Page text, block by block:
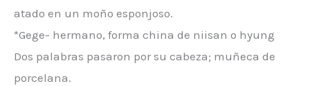
atado en un moño esponjoso.
*Gege- hermano, forma china de niisan o hyung
Dos palabras pasaron por su cabeza; muñeca de
porcelana.